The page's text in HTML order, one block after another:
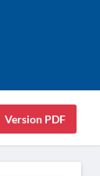
Version PDF